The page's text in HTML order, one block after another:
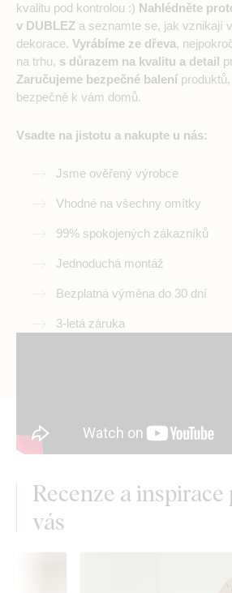
kvalitu pod kontrolou :) Nahlédněte
v DUBLEZ a seznamte se, jak vznikají
dekorace. Vyrábíme ze dřeva,
na trhu, s důrazem na kvalitu a detail
Zaručujeme bezpečné balení
bezpečně k vám domů.
Vsadte na jistotu a nakupte u nás:
Jsme ověřený výrobce
Vhodné na všechny omítky
99% spokojených zákazníků
Jednoduchá montáž
Bezplatná výměna do 30 dní
3-letá záruka
Recenze a
vás